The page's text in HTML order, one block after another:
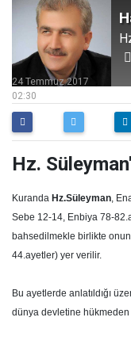
02:30
24 Temmuz 2017
Hz.
Kuranda Hz.Süleyman,
Sebe 12-14, Enbiya 78-
bahsedilmekle birlikte
44.ayetler) yer verilir.
Bu ayetlerde anlatıldığı
dünya devletine hükmeden